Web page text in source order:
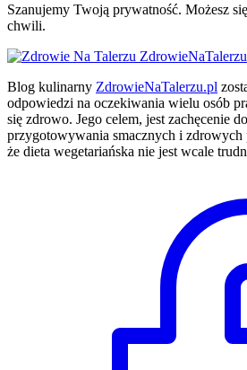
Szanujemy Twoją prywatność. Możesz
chwili.
Blog kulinarny ZdrowieNaTalerzu.pl
odpowiedzi na oczekiwania wielu osób
się zdrowo. Jego celem, jest zachęcenie
przygotowywania smacznych i zdrowych
że dieta wegetariańska nie jest wcale